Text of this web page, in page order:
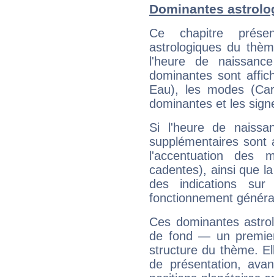
Dominantes
Ce chapitre
astrologiques du
l'heure de
dominantes sont
Eau), les modes
dominantes et les
Si l'heure de
supplémentaires sont
l'accentuation des
cadentes), ainsi que
des indications sur
fonctionnement
Ces dominantes
de fond — un
structure du thème.
de présentation,